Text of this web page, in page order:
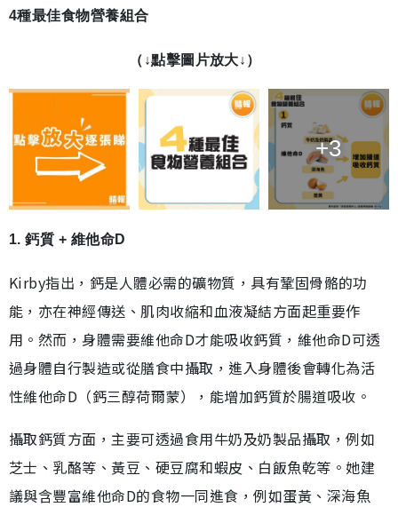
4種最佳食物營養組合
（↓點擊圖片放大↓）
+3
1. 鈣質 + 維他命D
Kirby指出，鈣是人體必需的礦物質，具有鞏固骨骼的功
能，亦在神經傳送、肌肉收縮和血液凝結方面起重要作
用。然而，身體需要維他命D才能吸收鈣質，維他命D可透
過身體自行製造或從膳食中攝取，進入身體後會轉化為活
性維他命D（鈣三醇荷爾蒙），能增加鈣質於腸道吸收。
攝取鈣質方面，主要可透過食用牛奶及奶製品攝取，例如
芝士、乳酪等、黃豆、硬豆腐和蝦皮、白飯魚乾等。她建
議與含豐富維他命D的食物一同進食，例如蛋黃、深海魚